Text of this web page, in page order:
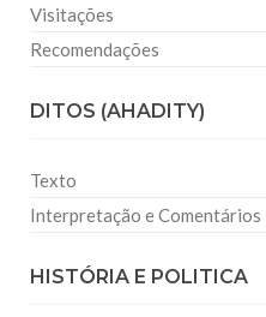
Visitações
Recomendações
DITOS (AHADITY)
Texto
Interpretação e Comentários
HISTÓRIA E POLITICA